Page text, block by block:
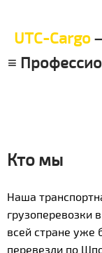
UTC-Cargo
≡
Кто мы
Наша
грузоперевозки
всей стране уже
перевезли по